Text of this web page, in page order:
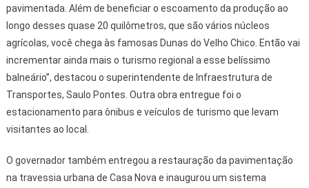
pavimentada. Além de beneficiar o escoamento da produção ao
longo desses quase 20 quilômetros, que são vários núcleos
agrícolas, você chega às famosas Dunas do Velho Chico. Então vai
incrementar ainda mais o turismo regional a esse belíssimo
balneário”, destacou o superintendente de Infraestrutura de
Transportes, Saulo Pontes. Outra obra entregue foi o
estacionamento para ônibus e veículos de turismo que levam
visitantes ao local.
O governador também entregou a restauração da pavimentação
na travessia urbana de Casa Nova e inaugurou um sistema